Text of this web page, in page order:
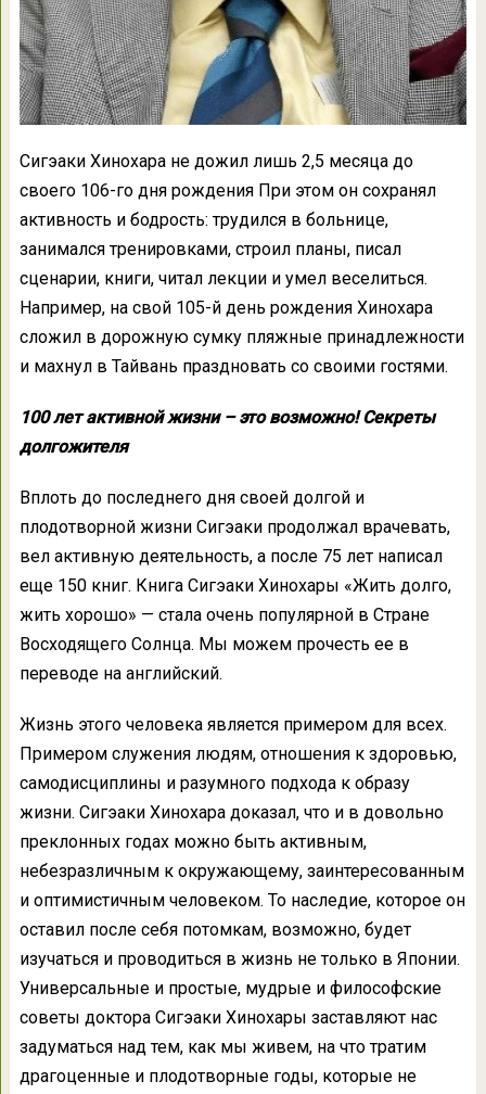
Сигэаки Хинохара не дожил лишь 2,5 месяца до
своего 106-го дня рождения При этом он сохранял
активность и бодрость: трудился в больнице,
занимался тренировками, строил планы, писал
сценарии, книги, читал лекции и умел веселиться.
Например, на свой 105-й день рождения Хинохара
сложил в дорожную сумку пляжные принадлежности
и махнул в Тайвань праздновать со своими гостями.
100 лет активной жизни – это возможно! Секреты
долгожителя
Вплоть до последнего дня своей долгой и
плодотворной жизни Сигэаки продолжал врачевать,
вел активную деятельность, а после 75 лет написал
еще 150 книг. Книга Сигэаки Хинохары «Жить долго,
жить хорошо» — стала очень популярной в Стране
Восходящего Солнца. Мы можем прочесть ее в
переводе на английский.
Жизнь этого человека является примером для всех.
Примером служения людям, отношения к здоровью,
самодисциплины и разумного подхода к образу
жизни. Сигэаки Хинохара доказал, что и в довольно
преклонных годах можно быть активным,
небезразличным к окружающему, заинтересованным
и оптимистичным человеком. То наследие, которое он
оставил после себя потомкам, возможно, будет
изучаться и проводиться в жизнь не только в Японии.
Универсальные и простые, мудрые и философские
советы доктора Сигэаки Хинохары заставляют нас
задуматься над тем, как мы живем, на что тратим
драгоценные и плодотворные годы, которые не